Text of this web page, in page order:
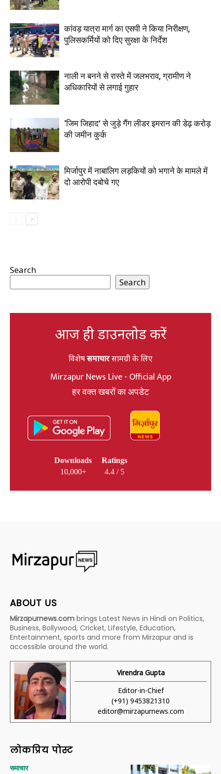
कांवड़ यात्रा मार्ग का एसपी ने किया निरीक्षण,
पुलिसकर्मियों को दिए सुरक्षा के निर्देश
नाली न बनने से रास्ते में जलभराव, ग्रामीण ने
अधिकारियों से लगाई गुहार
‘जिम जिहाद’ से जुड़े गैंग लीडर इमरान की डेढ़ करोड़
की जमीन कुर्क
मिर्जापुर में नाबालिग लड़कियों को भगाने के मामले में
दो आरोपी दबोचे गए
Search
Search
आज ही डाउनलोड करें
विशेषसमाचारसामग्री के लिए
Mirzapur News Live - Official App
हर वक्त खबरों का अपडेट
Downloads
10,000+
Ratings
4.4 / 5
ABOUT US
Mirzapurnews.com brings Latest News in Hindi on Politics,
Business, Bollywood, Cricket, Lifestyle, Education,
Entertainment, sports and more from Mirzapur and is
accessible around the world.
Virendra Gupta
Editor-in-Chief
(+91) 9453821310
editor@mirzapurnews.com
लोकप्रिय पोस्ट
समाचार